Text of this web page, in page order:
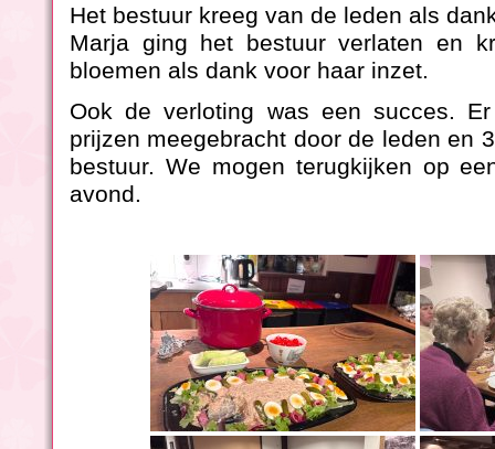
Het bestuur kreeg van de leden als
Marja ging het bestuur verlaten en
bloemen als dank voor haar inzet.
Ook de verloting was een succes.
prijzen meegebracht door de leden en
bestuur. We mogen terugkijken op
avond.